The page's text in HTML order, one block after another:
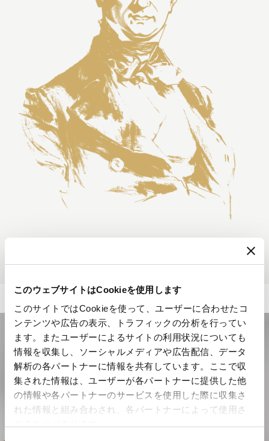
このウェブサイトはCookieを使用します
このサイトではCookieを使って、ユーザーに合わせたコ
ンテンツや広告の表示、トラフィックの分析を行ってい
ます。またユーザーによるサイトの利用状況についても
情報を収集し、ソーシャルメディアや広告配信、データ
解析の各パートナーに情報を共有しています。ここで収
集された情報は、ユーザーが各パートナーに提供した他
の情報や各パートナーのサービスを使用した際に収集さ
れた情報と組み合わされ、各パートナーによって使用さ